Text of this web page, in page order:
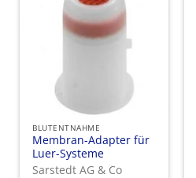
BLUTENTNAHME
Membran-Adapter für
Luer-Systeme
Sarstedt AG & Co